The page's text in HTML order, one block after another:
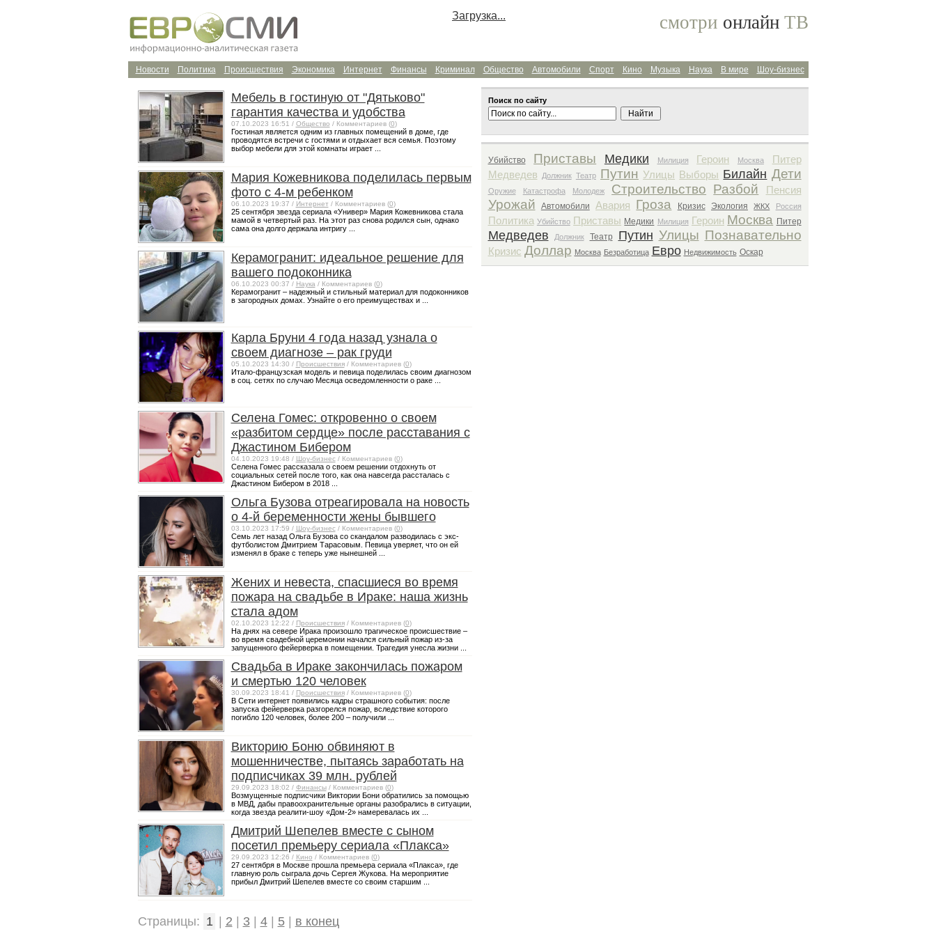
смотри онлайн ТВ
Шоу-бизнес
В мире
Наука
Музыка
Кино
Спорт
Автомобили
Общество
Криминал
Финансы
Интернет
Экономика
Происшествия
Политика
Новости
Мебель в гостиную от "Дятьково"
гарантия качества и удобства
07.10.2023 16:51 / Общество / Комментариев (0)
Гостиная является одним из главных помещений в доме, где
проводятся встречи с гостями и отдыхает вся семья. Поэтому
выбор мебели для этой комнаты играет ...
Мария Кожевникова поделилась первым
фото с 4-м ребенком
06.10.2023 19:37 / Интернет/ Комментариев (0)
25 сентября звезда сериала «Универ» Мария Кожевникова стала
мамой в четвертый раз. На этот раз снова родился сын, однако
сама она долго держала интригу ...
Керамогранит: идеальное решение для
вашего подоконника
06.10.2023 00:37 / Наука / Комментариев (0)
Керамогранит – надежный и стильный материал для подоконников
в загородных домах. Узнайте о его преимуществах и ...
Карла Бруни 4 года назад узнала о
своем диагнозе – рак груди
05.10.2023 14:30 / Происшествия/ Комментариев (0)
Итало-французская модель и певица поделилась своим диагнозом
в соц. сетях по случаю Месяца осведомленности о раке ...
Селена Гомес: откровенно о своем
«разбитом сердце» после расставания с
Джастином Бибером
04.10.2023 19:48 / Шоу-бизнес/ Комментариев (0)
Селена Гомес рассказала о своем решении отдохнуть от
социальных сетей после того, как она навсегда рассталась с
Джастином Бибером в 2018 ...
Ольга Бузова отреагировала на новость
о 4-й беременности жены бывшего
03.10.2023 17:59 / Шоу-бизнес/ Комментариев (0)
Семь лет назад Ольга Бузова со скандалом разводилась с экс-
футболистом Дмитрием Тарасовым. Певица уверяет, что он ей
изменял в браке с теперь уже нынешней ...
Жених и невеста, спасшиеся во время
пожара на свадьбе в Ираке: наша жизнь
стала адом
02.10.2023 12:22 / Происшествия/ Комментариев (0)
На днях на севере Ирака произошло трагическое происшествие –
во время свадебной церемонии начался сильный пожар из-за
запущенного фейерверка в помещении. Трагедия унесла жизни ...
Свадьба в Ираке закончилась пожаром
и смертью 120 человек
30.09.2023 18:41 / Происшествия/ Комментариев (0)
В Сети интернет появились кадры страшного события: после
запуска фейерверка разгорелся пожар, вследствие которого
погибло 120 человек, более 200 – получили ...
Викторию Боню обвиняют в
мошенничестве, пытаясь заработать на
подписчиках 39 млн. рублей
29.09.2023 18:02 / Финансы/ Комментариев (0)
Возмущенные подписчики Виктории Бони обратились за помощью
в МВД, дабы правоохранительные органы разобрались в ситуации,
когда звезда реалити-шоу «Дом-2» намеревалась их ...
Дмитрий Шепелев вместе с сыном
посетил премьеру сериала «Плакса»
29.09.2023 12:26 / Кино / Комментариев (0)
27 сентября в Москве прошла премьера сериала «Плакса», где
главную роль сыграла дочь Сергея Жукова. На мероприятие
прибыл Дмитрий Шепелев вместе со своим старшим ...
Страницы: 1 2 3| 4| 5| в конец
Поиск по сайту
Поиск архива
Убийство Приставы Медики Милиция Героин Москва
Питер
Медведев
Должник Театр Путин Улицы Выборы Билайн Дети
Оружие Катастрофа Молодеж Строительство Разбой Пенсия
Урожай Автомобили Авария Гроза Кризис Экология ЖКХ Россия
Политика Убийство Приставы Медики Милиция Героин Москва Питер
Медведев Должник Театр Путин Улицы Познавательно
Кризис Доллар Москва Безработица Евро Недвижимость Оскар
Загрузка...